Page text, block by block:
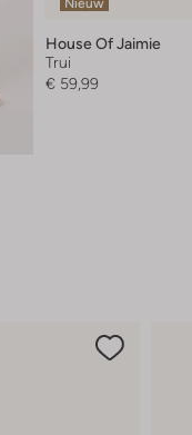
Nieuw
House Of Jaimie
Trui
€ 59,99